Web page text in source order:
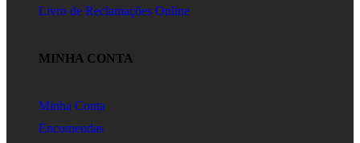
Livro de Reclamações Online
MINHA CONTA
Minha Conta
Encomendas